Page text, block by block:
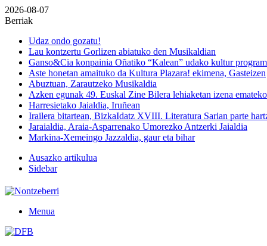
2026-08-07
Berriak
Udaz ondo gozatu!
Lau kontzertu Gorlizen abiatuko den Musikaldian
Ganso&Cia konpainia Oñatiko “Kalean” udako kultur
Aste honetan amaituko da Kultura Plazara! ekimena, Gasteizen
Abuztuan, Zarautzeko Musikaldia
Azken egunak 49. Euskal Zine Bilera lehiaketan izena emateko
Harresietako Jaialdia, Iruñean
Irailera bitartean, BizkaIdatz XVIII. Literatura Sarian parte
Jaraialdia, Araia-Asparrenako Umorezko Antzerki Jaialdia
Markina-Xemeingo Jazzaldia, gaur eta bihar
Ausazko artikulua
Sidebar
Menua